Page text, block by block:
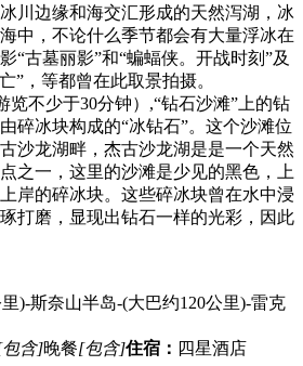
川边缘和海交汇形成的天然泻湖，冰
中，不论什么季节都会有大量浮冰在
“古墓丽影”和“蝙蝠侠。开战时刻”及
”，等都曾在此取景拍摄。
览不少于30分钟）,“钻石沙滩”上的钻
碎冰块构成的“冰钻石”。这个沙滩位
沙龙湖畔，杰古沙龙湖是是一个天然
之一，这里的沙滩是少见的黑色，上
岸的碎冰块。这些碎冰块曾在水中浸
打磨，显现出钻石一样的光彩，因此
)-斯奈山半岛-(大巴约120公里)-雷克
含]晚餐[包含]住宿： 四星酒店